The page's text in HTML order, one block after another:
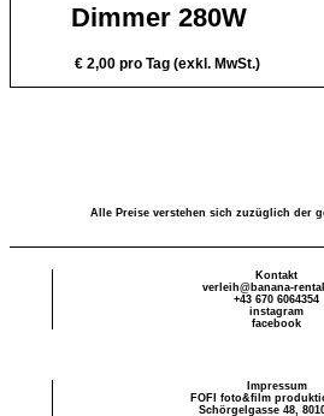
Dimmer 280W
€ 2,00 pro Tag (exkl. MwSt.)
Alle Preise verstehen sich zuzüglich der
Kontakt
verleih@banana-
+43 670 6064354
instagram
facebook
Impressum
FOFI foto&film
Schörgelgasse 48,